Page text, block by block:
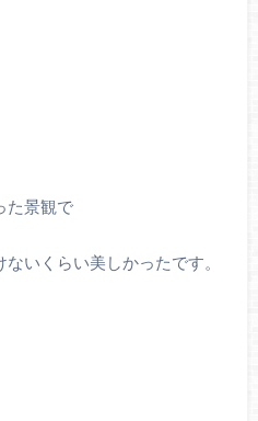
た景観で
いくらい美しかったです。